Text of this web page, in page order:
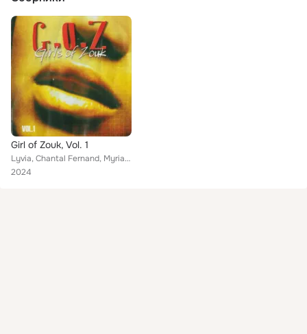
Girl of Zouk, Vol. 1
Lyvia, Chantal Fernand, Myriam, Audrey, Sem Adhery, France-Lise Colletin, DJ Dan MarvickSs
2024